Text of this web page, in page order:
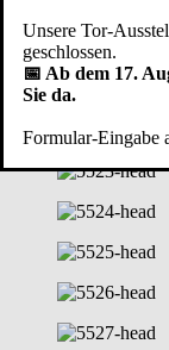
Unsere Tor-
geschlossen.
📅 Ab dem 17.
Sie da.
Formular-Eingabe